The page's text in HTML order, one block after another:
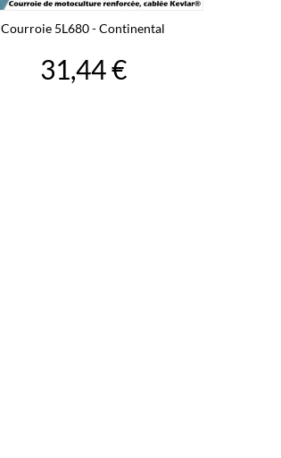
Courroie 5L680 - Continental
31,44 €